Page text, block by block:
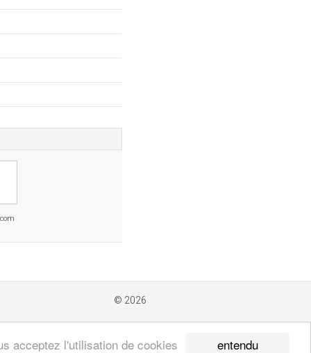
entendu
acceptez l'utilisation de cookies
© 2026